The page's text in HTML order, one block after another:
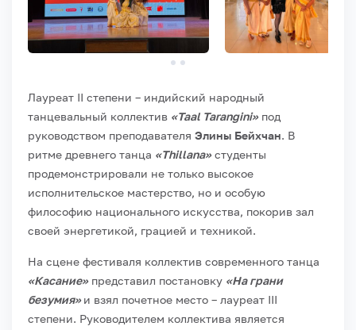
Лауреат II степени – индийский народный
танцевальный коллектив «Taal Tarangini»под
руководством преподавателя Элины Бейхчан. В
ритме древнего танца «Thillana»студенты
продемонстрировали не только высокое
исполнительское мастерство, но и особую
философию национального искусства, покорив зал
своей энергетикой, грацией и техникой.
На сцене фестиваля коллектив современного танца
«Касание»представил постановку «На грани
безумия»и взял почетное место – лауреат III
степени. Руководителем коллектива является